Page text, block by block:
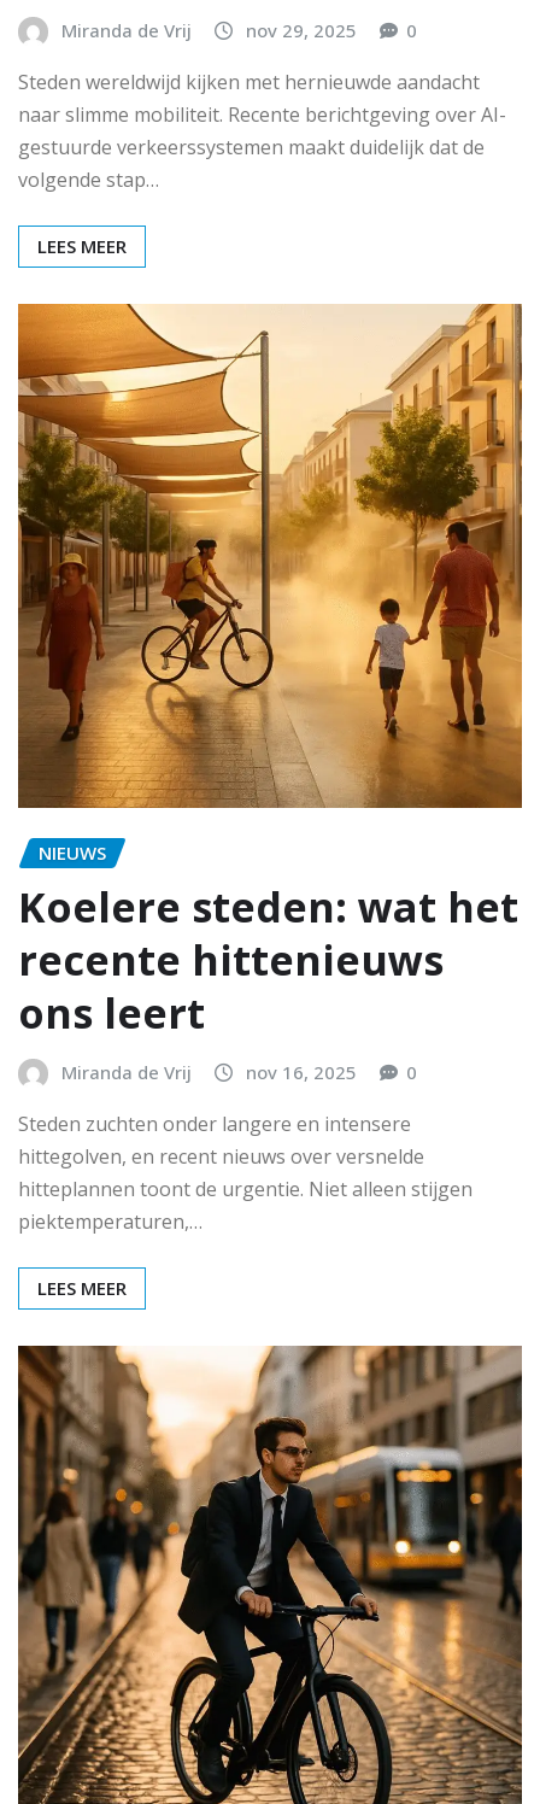
Miranda de Vrij nov 29, 2025 0
Steden wereldwijd kijken met hernieuwde aandacht
naar slimme mobiliteit. Recente berichtgeving over AI-
gestuurde verkeerssystemen maakt duidelijk dat de
volgende stap…
LEES MEER
NIEUWS
Koelere steden: wat het
recente hittenieuws
ons leert
Miranda de Vrij nov 16, 2025 0
Steden zuchten onder langere en intensere
hittegolven, en recent nieuws over versnelde
hitteplannen toont de urgentie. Niet alleen stijgen
piektemperaturen,…
LEES MEER